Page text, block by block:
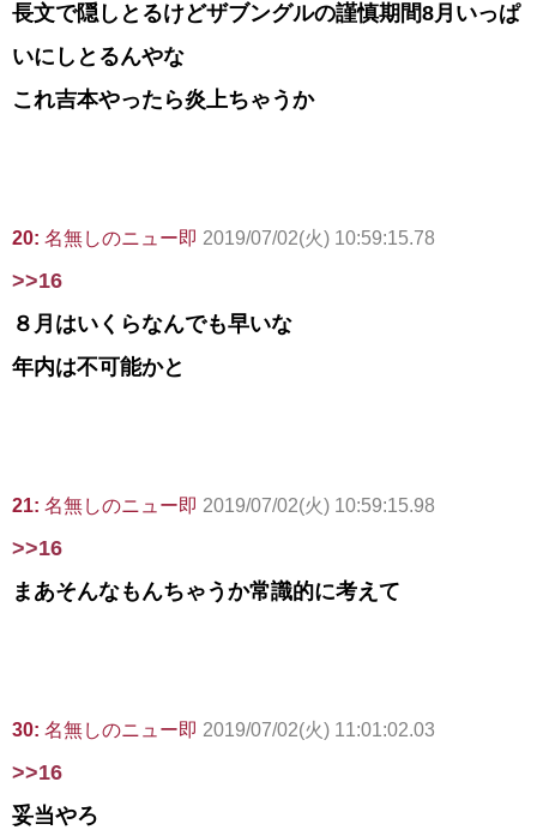
長文で隠しとるけどザブングルの謹慎期間8月いっぱ
いにしとるんやな
これ吉本やったら炎上ちゃうか
20: 名無しのニュー即 2019/07/02(火) 10:59:15.78
>>16
８月はいくらなんでも早いな
年内は不可能かと
21: 名無しのニュー即 2019/07/02(火) 10:59:15.98
>>16
まあそんなもんちゃうか常識的に考えて
30: 名無しのニュー即 2019/07/02(火) 11:01:02.03
>>16
妥当やろ